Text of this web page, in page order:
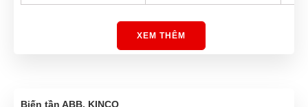
XEM THÊM
Biến tần ABB, KINCO